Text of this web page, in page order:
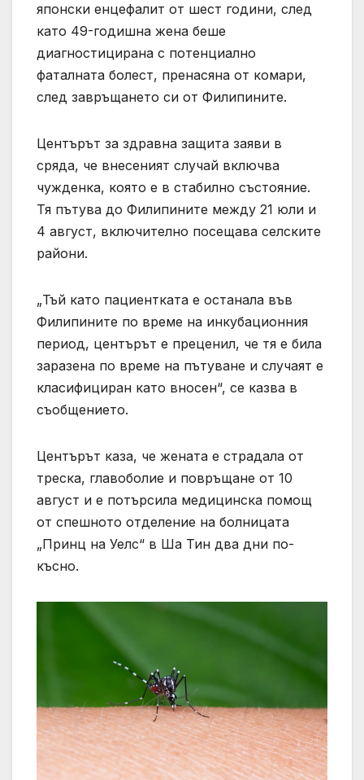
японски енцефалит от шест години, след
като 49-годишна жена беше
диагностицирана с потенциално
фаталната болест, пренасяна от комари,
след завръщането си от Филипините.
Центърът за здравна защита заяви в
сряда, че внесеният случай включва
чужденка, която е в стабилно състояние.
Тя пътува до Филипините между 21 юли и
4 август, включително посещава селските
райони.
„Тъй като пациентката е останала във
Филипините по време на инкубационния
период, центърът е преценил, че тя е била
заразена по време на пътуване и случаят е
класифициран като вносен“, се казва в
съобщението.
Центърът каза, че жената е страдала от
треска, главоболие и повръщане от 10
август и е потърсила медицинска помощ
от спешното отделение на болницата
„Принц на Уелс“ в Ша Тин два дни по-
късно.